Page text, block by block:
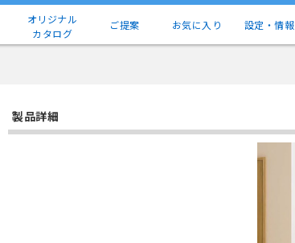
オリジナル
カタログ
ご提案 お気に入り 設定・情報
製品詳細